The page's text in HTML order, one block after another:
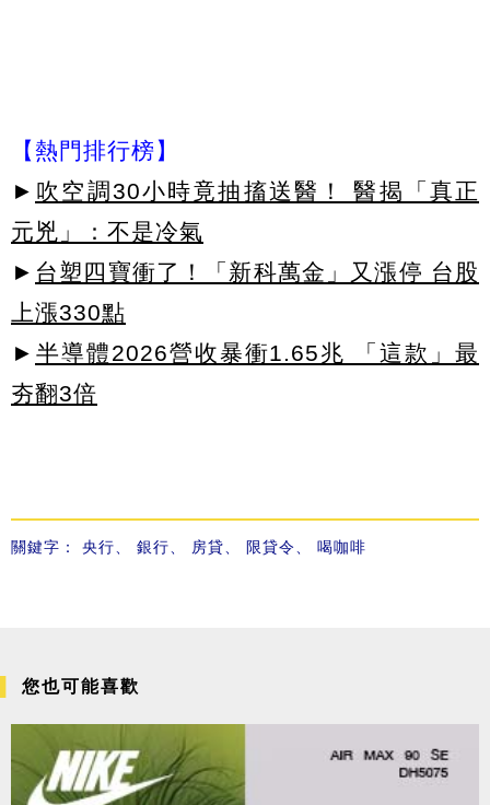
【熱門排行榜】
► 吹空調30小時竟抽搐送醫！ 醫揭「真正
元兇」：不是冷氣
► 台塑四寶衝了！「新科萬金」又漲停 台股
上漲330點
► 半導體2026營收暴衝1.65兆 「這款」最
夯翻3倍
關鍵字： 央行、 銀行、 房貸、 限貸令、 喝咖啡
您也可能喜歡